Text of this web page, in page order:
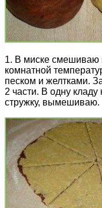
1. В миске смешиваю
комнатной
песком и желтками.
2 части. В одну
стружку, вымешиваю.